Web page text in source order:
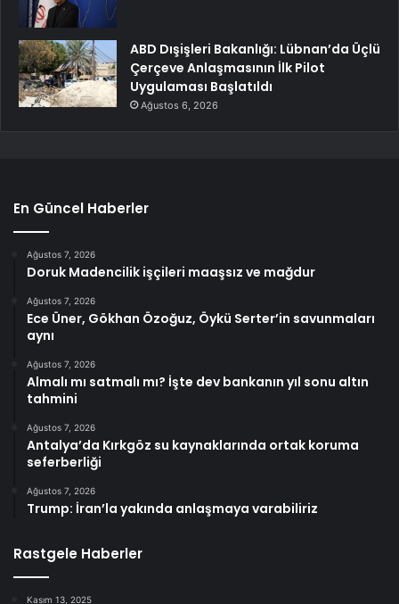
ABD Dışişleri Bakanlığı: Lübnan’da Üçlü
Çerçeve Anlaşmasının İlk Pilot
Uygulaması Başlatıldı
Ağustos 6, 2026
En Güncel Haberler
Ağustos 7, 2026
Doruk Madencilik işçileri maaşsız ve mağdur
Ağustos 7, 2026
Ece Üner, Gökhan Özoğuz, Öykü Serter’in savunmaları
aynı
Ağustos 7, 2026
Almalı mı satmalı mı? İşte dev bankanın yıl sonu altın
tahmini
Ağustos 7, 2026
Antalya’da Kırkgöz su kaynaklarında ortak koruma
seferberliği
Ağustos 7, 2026
Trump: İran’la yakında anlaşmaya varabiliriz
Rastgele Haberler
Kasım 13, 2025